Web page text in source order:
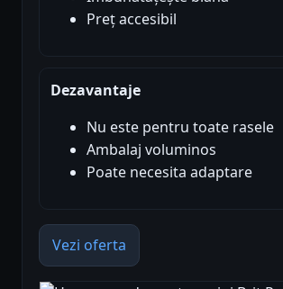
Preț accesibil
Dezavantaje
Nu este pentru toate rasele
Ambalaj voluminos
Poate necesita adaptare
Vezi oferta